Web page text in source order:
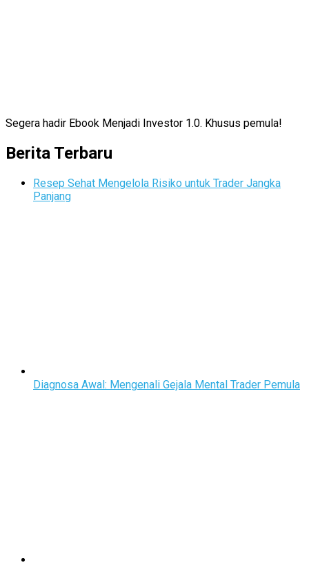
Segera hadir Ebook Menjadi Investor 1.0. Khusus pemula!
Berita Terbaru
Resep Sehat Mengelola Risiko untuk Trader Jangka
Panjang
Diagnosa Awal: Mengenali Gejala Mental Trader Pemula